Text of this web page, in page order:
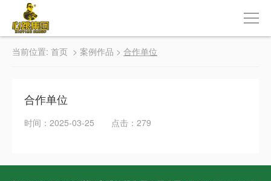
当前位置: 首页 > 案例作品 > 合作单位
合作单位
时间：2025-03-25 点击：279